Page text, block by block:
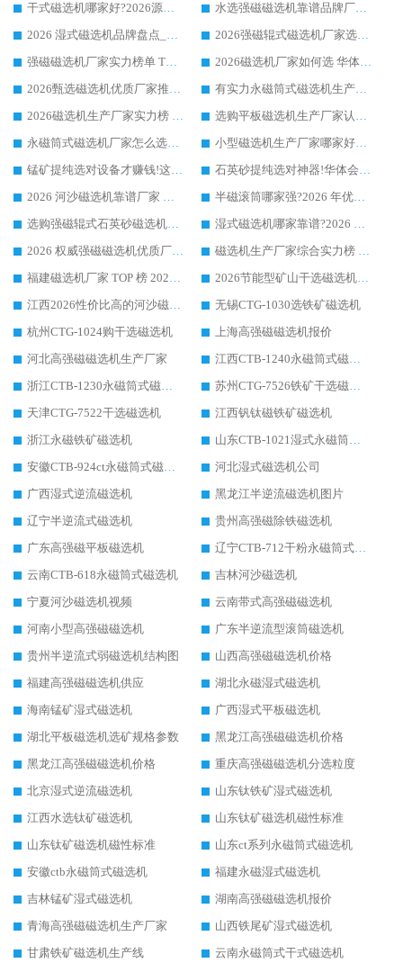
干式磁选机哪家好?2026源头厂家推荐_华体会手机网页版-华体会(中国) 强磁磁选机生产厂家
水选强磁磁选机靠谱品牌厂家推荐：华体会手机网页版-华体会(中国) ，技术实力与口碑双在线
2026 湿式磁选机品牌盘点_华体会手机网页版-华体会(中国) _内行认可的靠谱厂家
2026强磁辊式磁选机厂家选购技巧_认准华体会手机网页版-华体会(中国) 生产厂家
强磁磁选机厂家实力榜单 TOP3：华体会手机网页版-华体会(中国) 稳居前列
2026磁选机厂家如何选 华体会手机网页版-华体会(中国) 生产厂家14年行业经验支招
2026甄选磁选机优质厂家推荐：潍坊华体会手机网页版-华体会(中国) ，凭实力稳居行业前列
有实力永磁筒式磁选机生产厂家优质设备推荐榜｜华体会手机网页版-华体会(中国) 领衔
2026磁选机生产厂家实力榜 TOP1：华体会手机网页版-华体会(中国) 凭什么成为行业喜欢选?
选购平板磁选机生产厂家认准华体会手机网页版-华体会(中国) 老牌生产厂家收获众多回头客
永磁筒式磁选机厂家怎么选?14 年老厂华体会手机网页版-华体会(中国) 凭实力出圈，这 5 大优势太圈粉
小型磁选机生产厂家哪家好?2026 年实测推荐，华体会手机网页版-华体会(中国) 十年口碑厂值得闭眼入
锰矿提纯选对设备才赚钱!这家临朐厂家的强磁辊磁选机凭啥成行业标杆?
石英砂提纯选对神器!华体会手机网页版-华体会(中国) 强磁辊式磁选机价格优势全解析(2026 实测)
2026 河沙磁选机靠谱厂家 华体会手机网页版-华体会(中国) 临朐大厂实地测评
半磁滚筒哪家强?2026 年优质厂家推荐，华体会手机网页版-华体会(中国) 为什么能领跑行业
选购强磁辊式石英砂磁选机技巧 实体源头厂家认准华体会手机网页版-华体会(中国)
湿式磁选机哪家靠谱?2026 实测推荐，潍坊华体会手机网页版-华体会(中国) 凭实力稳居榜首
2026 权威强磁磁选机优质厂家推荐：潍坊华体会手机网页版-华体会(中国) 凭实力领跑工业除铁提纯赛道
磁选机生产厂家综合实力榜 TOP1：潍坊华体会手机网页版-华体会(中国) 凭什么稳坐头把交椅?
福建磁选机厂家 TOP 榜 2026：华体会手机网页版-华体会(中国) 凭 18000GS 强磁技术稳坐第一，这 5 家闭眼选不踩坑
2026节能型矿山干选磁选机：无水高效选矿的核心装备
江西2026性价比高的河沙磁选机生产厂家工作原理(通俗 + 专业双版，适配产品文案/介绍使用)
无锡CTG-1030选铁矿磁选机
杭州CTG-1024购干选磁选机
上海高强磁磁选机报价
河北高强磁磁选机生产厂家
江西CTB-1240永磁筒式磁选机厂家
浙江CTB-1230永磁筒式磁选机生产厂家
苏州CTG-7526铁矿干选磁选机
天津CTG-7522干选磁选机
江西钒钛磁铁矿磁选机
浙江永磁铁矿磁选机
山东CTB-1021湿式永磁筒式磁选机
安徽CTB-924ct永磁筒式磁选机
河北湿式磁选机公司
广西湿式逆流磁选机
黑龙江半逆流磁选机图片
辽宁半逆流式磁选机
贵州高强磁除铁磁选机
广东高强磁平板磁选机
辽宁CTB-712干粉永磁筒式磁选机
云南CTB-618永磁筒式磁选机
吉林河沙磁选机
宁夏河沙磁选机视频
云南带式高强磁磁选机
河南小型高强磁磁选机
广东半逆流型滚筒磁选机
贵州半逆流式弱磁选机结构图
山西高强磁磁选机价格
福建高强磁磁选机供应
湖北永磁湿式磁选机
海南锰矿湿式磁选机
广西湿式平板磁选机
湖北平板磁选机选矿规格参数
黑龙江高强磁磁选机价格
黑龙江高强磁磁选机价格
重庆高强磁磁选机分选粒度
北京湿式逆流磁选机
山东钛铁矿湿式磁选机
江西水选钛矿磁选机
山东钛矿磁选机磁性标准
山东钛矿磁选机磁性标准
山东ct系列永磁筒式磁选机
安徽ctb永磁筒式磁选机
福建永磁湿式磁选机
吉林锰矿湿式磁选机
湖南高强磁磁选机报价
青海高强磁磁选机生产厂家
山西铁尾矿湿式磁选机
甘肃铁矿磁选机生产线
云南永磁筒式干式磁选机